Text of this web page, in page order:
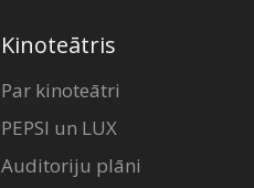
Kinoteātris
Par kinoteātri
PEPSI un LUX
Auditoriju plāni